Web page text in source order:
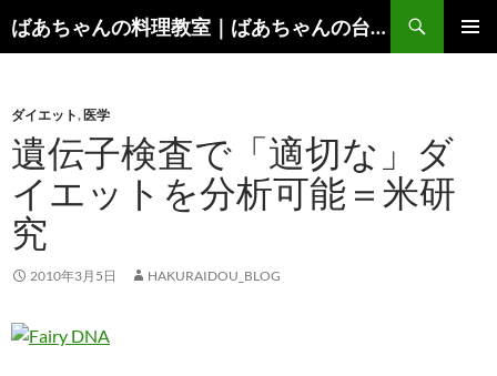
ン
ツ
へ
ス
キ
ッ
プ
ばあちゃんの料理教室｜ばあちゃんの台所から学ぶ、食と健康の知恵
索
ダイエット, 医学
遺伝子検査で「適切な」ダ
イエットを分析可能＝米研
究
2010年3月5日 HAKURAIDOU_BLOG